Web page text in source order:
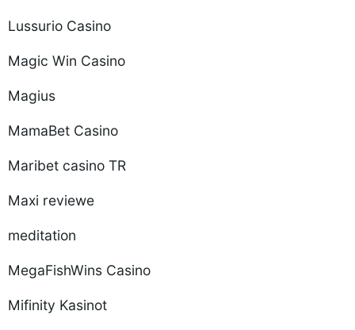
Lussurio Casino
Magic Win Casino
Magius
MamaBet Casino
Maribet casino TR
Maxi reviewe
meditation
MegaFishWins Casino
Mifinity Kasinot